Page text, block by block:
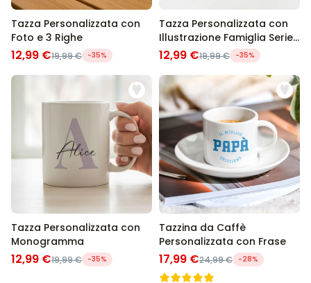
Tazza Personalizzata con
Foto e 3 Righe
12,99 €19,99 € -35%
Tazza Personalizzata con
Illustrazione Famiglia Serie
Animata
12,99 €19,99 € -35%
Tazza Personalizzata con
Monogramma
12,99 €19,99 € -35%
Tazzina da Caffè
Personalizzata con Frase
17,99 €24,99 € -28%